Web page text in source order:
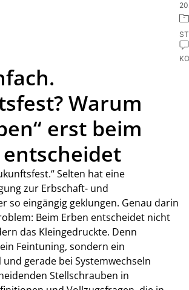
Warum
erst beim
Selten hat eine
zur Erbschaft- und
so eingängig geklungen. Genau darin
Beim Erben entscheidet nicht
das Kleingedruckte. Denn
Feintuning, sondern ein
und gerade bei Systemwechseln
Stellschrauben in